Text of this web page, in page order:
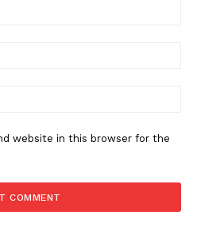
website in this browser for the